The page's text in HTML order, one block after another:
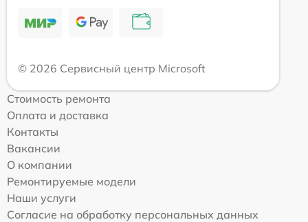
© 2026 Сервисный центр Microsoft
Стоимость ремонта
Оплата и доставка
Контакты
Вакансии
О компании
Ремонтируемые модели
Наши услуги
Согласие на обработку персональных данных